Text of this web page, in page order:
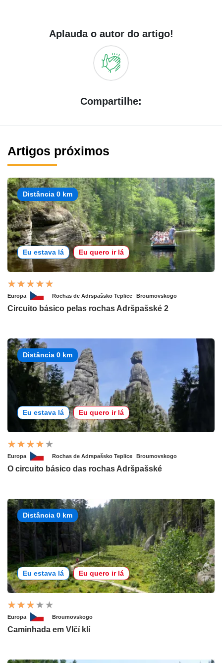
Aplauda o autor do artigo!
Compartilhe:
Artigos próximos
Distância 0 km
Eu estava lá Eu quero ir lá
Europa Rochas de Adrspašsko Teplice Broumovskogo
Circuito básico pelas rochas Adršpašské 2
Distância 0 km
Eu estava lá Eu quero ir lá
Europa Rochas de Adrspašsko Teplice Broumovskogo
O circuito básico das rochas Adršpašské
Distância 0 km
Eu estava lá Eu quero ir lá
Europa Broumovskogo
Caminhada em Vlčí klí